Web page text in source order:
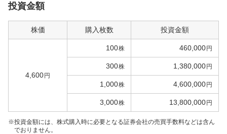
投資金額
株価 購入枚数 投資金額
4,600円
100株 460,000円
300株 1,380,000円
1,000株 4,600,000円
3,000株 13,800,000円
投資金額には、株式購入時に必要となる証券会社の売買手数料などは含ん
でおりません。